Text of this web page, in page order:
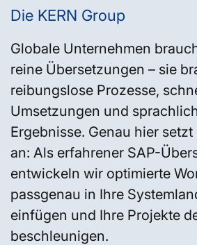
Die KERN Group
Globale Unternehmen
reine Übersetzungen – sie
reibungslose Prozesse,
Umsetzungen und
Ergebnisse. Genau hier setzt
an: Als erfahrener SAP-
entwickeln wir optimierte
passgenau in Ihre
einfügen und Ihre Projekte
beschleunigen.